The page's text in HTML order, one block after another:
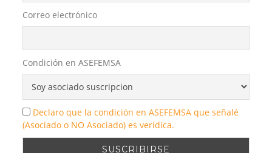
Correo electrónico
Condición en ASEFEMSA
Declaro que la condición en ASEFEMSA que señalé
(Asociado o NO Asociado) es verídica.